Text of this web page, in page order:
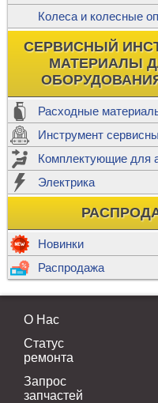
Колеса и колесные
СЕРВИСНЫЙ
МАТЕРИАЛЫ
Расходные
Инструмент
Комплектующие для
Электрика
Новинки
Распродажа
О Нас
Статус
ремонта
Запрос
запчастей